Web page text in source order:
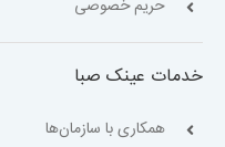
حریم خصوصی
خدمات عینک صبا
همکاری با سازمان‌ها